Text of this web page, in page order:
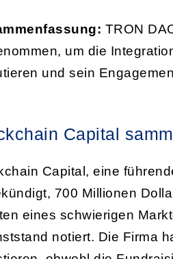
TRON
um die
und sein
Capital
Capital, eine
700 Millionen
eines schwierigen
notiert. Die Firma